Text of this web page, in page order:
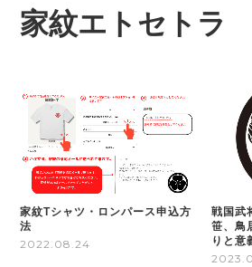
家紋エトセトラ
家紋Tシャツ・ロンパース申込方
法
2022.08.24
戦国武
笹、鳥
りと意